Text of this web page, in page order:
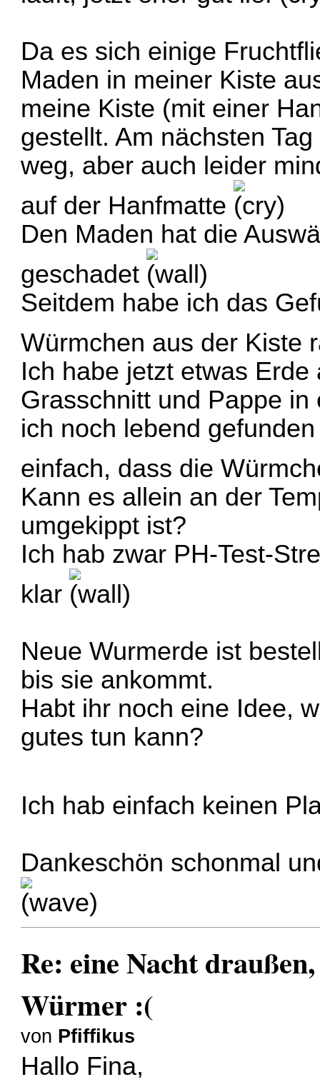
Da es sich einige
Maden in meiner Kiste
meine Kiste (mit einer
gestellt. Am nächsten
weg, aber auch leider
auf der Hanfmatte
Den Maden hat die
geschadet
Seitdem habe ich das
Würmchen aus der Kiste
Ich habe jetzt etwas
Grasschnitt und Pappe
ich noch lebend
einfach, dass die
Kann es allein an der
umgekippt ist?
Ich hab zwar PH-Test-
klar
Neue Wurmerde ist
bis sie ankommt.
Habt ihr noch eine Idee,
gutes tun kann?
Ich hab einfach keinen
Dankeschön schonmal
Re: eine Nacht
Würmer :(
von Pfiffikus
Hallo Fina,